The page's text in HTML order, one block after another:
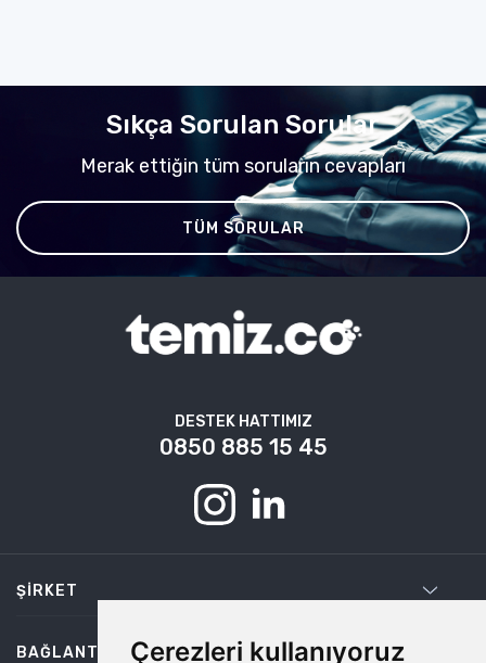
Çerezleri kullanıyoruz
Sıkça Sorulan Sorular
Merak ettiğin tüm soruların cevapları
TÜM SORULAR
DESTEK HATTIMIZ
0850 885 15 45
ŞIRKET
BAĞLANTILAR